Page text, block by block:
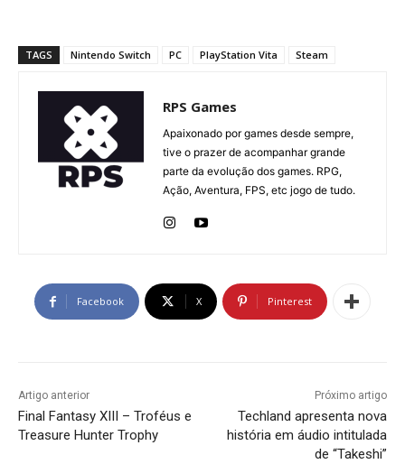
TAGS Nintendo Switch PC PlayStation Vita Steam
RPS Games
Apaixonado por games desde sempre,
tive o prazer de acompanhar grande
parte da evolução dos games. RPG,
Ação, Aventura, FPS, etc jogo de tudo.
Facebook X Pinterest
Artigo anterior
Final Fantasy XIII – Troféus e
Treasure Hunter Trophy
Próximo artigo
Techland apresenta nova
história em áudio intitulada
de “Takeshi”